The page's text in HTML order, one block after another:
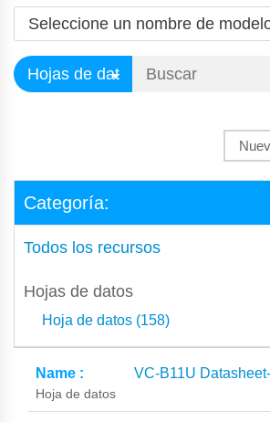
Categoría:
Todos los recursos
Hojas de datos
Hoja de datos (158)
VC-B11U
Hoja de datos